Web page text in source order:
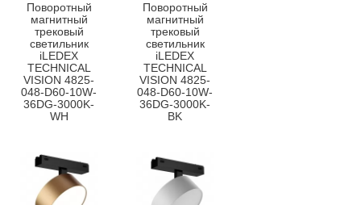
Поворотный
магнитный
трековый
светильник
iLEDEX
TECHNICAL
VISION 4825-
048-D60-10W-
36DG-3000K-
WH
Поворотный
магнитный
трековый
светильник
iLEDEX
TECHNICAL
VISION 4825-
048-D60-10W-
36DG-3000K-
BK